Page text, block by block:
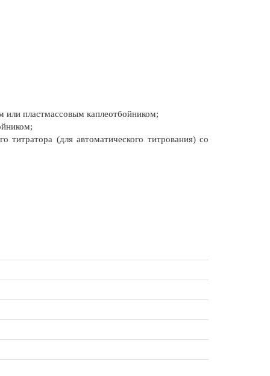
или пластмассовым каплеотбойником;
(для автоматического титрования) со